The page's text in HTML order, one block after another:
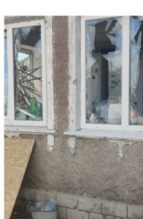
Ніч у
ворожих атак.
Нікополь,
Головне, що
Про це
Іван Базилюк,